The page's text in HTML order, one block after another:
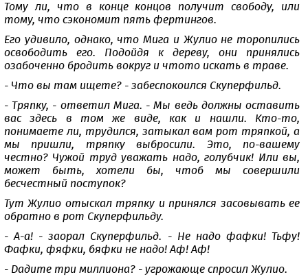
Тому ли, что в конце концов получит свободу, или
тому, что сэкономит пять фертингов.
Его удивило, однако, что Мига и Жулио не торопились
освободить его. Подойдя к дереву, они принялись
озабоченно бродить вокруг и чтото искать в траве.
- Что вы там ищете? - забеспокоился Скуперфильд.
- Тряпку, - ответил Мига. - Мы ведь должны оставить
вас здесь в том же виде, как и нашли. Кто-то,
понимаете ли, трудился, затыкал вам рот тряпкой, а
мы пришли, тряпку выбросили. Это, по-вашему
честно? Чужой труд уважать надо, голубчик! Или вы,
может быть, хотели бы, чтоб мы совершили
бесчестный поступок?
Тут Жулио отыскал тряпку и принялся засовывать ее
обратно в рот Скуперфильду.
- А-а! - заорал Скуперфильд. - Не надо фафки! Тьфу!
Фафки, фяфки, бяфки не надо! Аф! Аф!
- Дадите три миллиона? - угрожающе спросил Жулио.